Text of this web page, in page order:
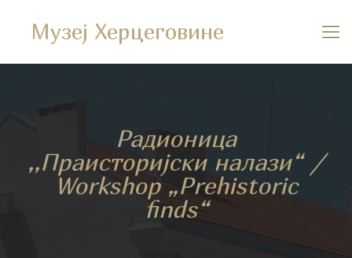
Музеј Херцеговине
Радионица
,,Праисторијски налази“ /
Workshop „Prehistoric
finds“